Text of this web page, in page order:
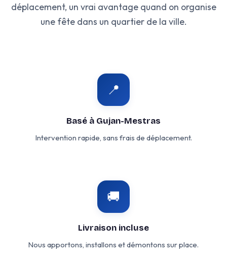
déplacement, un vrai avantage quand on organise
une fête dans un quartier de la ville.
📍
Basé à Gujan-Mestras
Intervention rapide, sans frais de déplacement.
🚚
Livraison incluse
Nous apportons, installons et démontons sur place.